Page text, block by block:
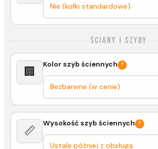
Ściany i szyby
🏢
Kolor szyb ściennych ?
📏
Wysokość szyb ściennych ?